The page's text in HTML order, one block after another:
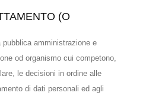
(O
amministrazione e
od organismo cui competono,
le decisioni in ordine alle
di dati personali ed agli